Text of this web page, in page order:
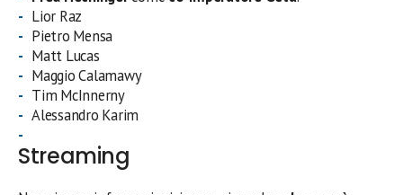
Lior Raz
Pietro Mensa
Matt Lucas
Maggio Calamawy
Tim McInnerny
Alessandro Karim
Streaming